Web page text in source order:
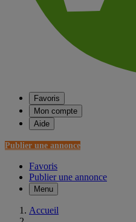
Favoris
Mon compte
Aide
Publier une annonce
Favoris
Publier une annonce
Menu
Accueil